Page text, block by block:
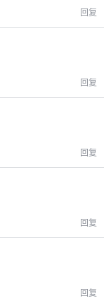
回复
回复
回复
回复
回复